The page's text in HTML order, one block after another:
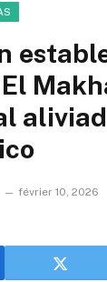
février 10, 2026